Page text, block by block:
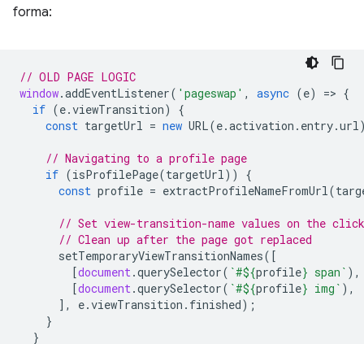
forma:
// OLD PAGE LOGIC
window.addEventListener( 'pageswap' , async (e) => {
if (e.viewTransition)
{
const targetUrl = new URL(e.activation . entry.url
// Navigating to a profile page
if (isProfilePage(targetUrl ))
{
const profile = extractProfileNameFromUrl (
// Set view-transition-name values on the
// Clean up after the page got replaced
setTemporaryViewTransitionNames([
[document .querySelector( `#${profile} span` ),
[document .querySelector( `#${profile} img` ),
],
e.viewTransition . finished);
}
}